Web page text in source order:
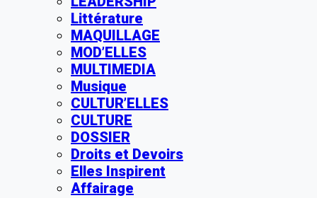
Littérature
MAQUILLAGE
MOD’ELLES
MULTIMEDIA
Musique
CULTUR’ELLES
CULTURE
DOSSIER
Droits et Devoirs
Elles Inspirent
Affairage